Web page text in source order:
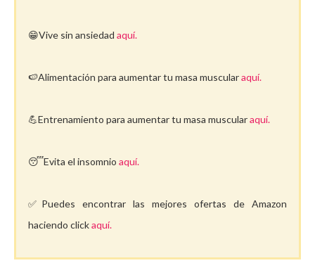
😁Vive sin ansiedad aquí.
🍉Alimentación para aumentar tu masa muscularaquí.
💪Entrenamiento para aumentar tu masa muscularaquí.
😴Evita el insomnio aquí.
✅Puedes encontrar las mejores ofertas de Amazon
haciendo clickaquí.